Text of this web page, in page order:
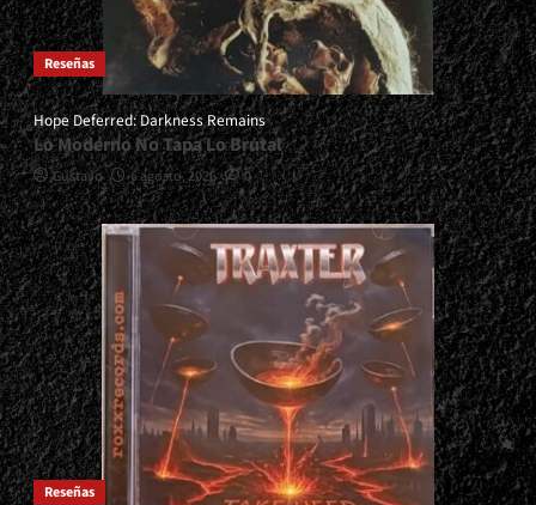
Reseñas
Hope Deferred: Darkness Remains
Lo Moderno No Tapa Lo Brutal
Gustavo 6 agosto, 2026 0
Reseñas